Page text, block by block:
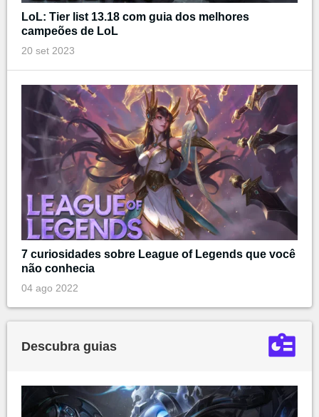
LoL: Tier list 13.18 com guia dos melhores
campeões de LoL
20 set 2023
7 curiosidades sobre League of Legends que você
não conhecia
04 ago 2022
Descubra guias